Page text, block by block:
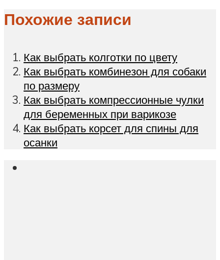
Похожие записи
Как выбрать колготки по цвету
Как выбрать комбинезон для собаки
по размеру
Как выбрать компрессионные чулки
для беременных при варикозе
Как выбрать корсет для спины для
осанки